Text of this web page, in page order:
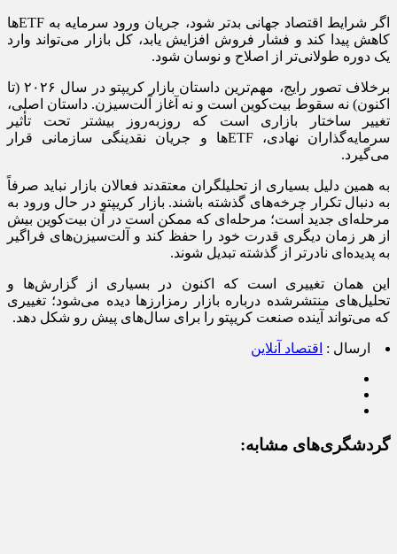
اگر شرایط اقتصاد جهانی بدتر شود، جریان ورود سرمایه به ETFها
کاهش پیدا کند و فشار فروش افزایش یابد، کل بازار می‌تواند وارد
یک دوره طولانی‌تر از اصلاح و نوسان شود.
برخلاف تصور رایج، مهم‌ترین داستان بازار کریپتو در سال ۲۰۲۶ (تا
اکنون) نه سقوط بیت‌کوین است و نه آغاز آلت‌سیزن. داستان اصلی،
تغییر ساختار بازاری است که روزبه‌روز بیشتر تحت تأثیر
سرمایه‌گذاران نهادی، ETFها و جریان نقدینگی سازمانی قرار
می‌گیرد.
به همین دلیل بسیاری از تحلیلگران معتقدند فعالان بازار نباید صرفاً
به دنبال تکرار چرخه‌های گذشته باشند. بازار کریپتو در حال ورود به
مرحله‌ای جدید است؛ مرحله‌ای که ممکن است در آن بیت‌کوین بیش
از هر زمان دیگری قدرت خود را حفظ کند و آلت‌سیزن‌های فراگیر
به پدیده‌ای نادرتر از گذشته تبدیل شوند.
این همان تغییری است که اکنون در بسیاری از گزارش‌ها و
تحلیل‌های منتشرشده درباره بازار رمزارزها دیده می‌شود؛ تغییری
که می‌تواند آینده صنعت کریپتو را برای سال‌های پیش رو شکل دهد.
ارسال : اقتصاد آنلاین
گردشگری‌های مشابه: